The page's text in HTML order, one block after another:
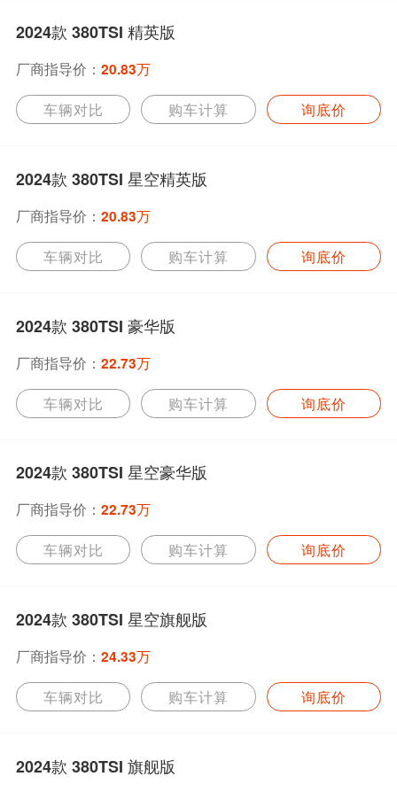
2024款 380TSI 精英版
厂商指导价： 20.83万
车辆对比 购车计算 询底价
2024款 380TSI 星空精英版
厂商指导价： 20.83万
车辆对比 购车计算 询底价
2024款 380TSI 豪华版
厂商指导价： 22.73万
车辆对比 购车计算 询底价
2024款 380TSI 星空豪华版
厂商指导价： 22.73万
车辆对比 购车计算 询底价
2024款 380TSI 星空旗舰版
厂商指导价： 24.33万
车辆对比 购车计算 询底价
2024款 380TSI 旗舰版